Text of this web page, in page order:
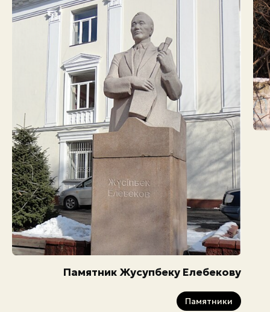
Памятник Жусупбеку Елебекову
Памятники